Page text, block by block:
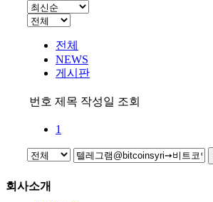
전체
NEWS
게시판
번호 제목 작성일 조회
1
회사소개